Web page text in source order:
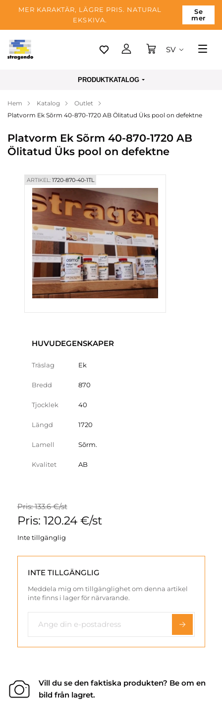
MER KARAKTÄR, LÄGRE PRIS. NATURAL
EKSKIVA.
Se
mer
Tallinn
Betalning
Blogg
SV
PRODUKTKATALOG
Hem Katalog
Outlet
Platvorm Ek Sõrm 40-870-1720 AB Ölitatud Üks pool on defektne
Platvorm Ek Sõrm 40-870-1720 AB
Ölitatud Üks pool on defektne
ARTIKEL:1720-870-40-1TL
HUVUDEGENSKAPER
Träslag Ek
Bredd 870
Tjocklek 40
Längd 1720
Lamell Sõrm.
Kvalitet AB
Pris: 133.6 €/st
Pris: 120.24 €/st
Inte tillgänglig
INTE TILLGÄNGLIG
Meddela mig om tillgänglighet om denna artikel
inte finns i lager för närvarande.
Vill du se den faktiska produkten? Be om en
bild från lagret.